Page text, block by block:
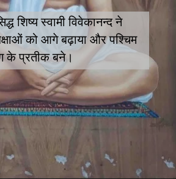
शिष्य स्वामी विवेकानन्द ने
को आगे बढ़ाया और पश्चिम
के प्रतीक बने।